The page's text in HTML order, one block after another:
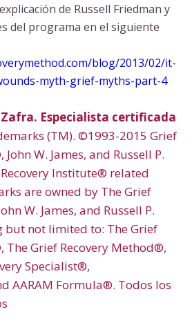
de Russell Friedman y
del programa en el siguiente
blog/2013/02/it-
myth-grief-myths-part-4
Especialista certificada
(TM). ©1993-2015 Grief
W. James, and Russell P.
Institute® related
are owned by The Grief
W. James, and Russell P.
but not limited to: The Grief
The Grief Recovery Method®,
Specialist®,
AARAM Formula®. Todos los